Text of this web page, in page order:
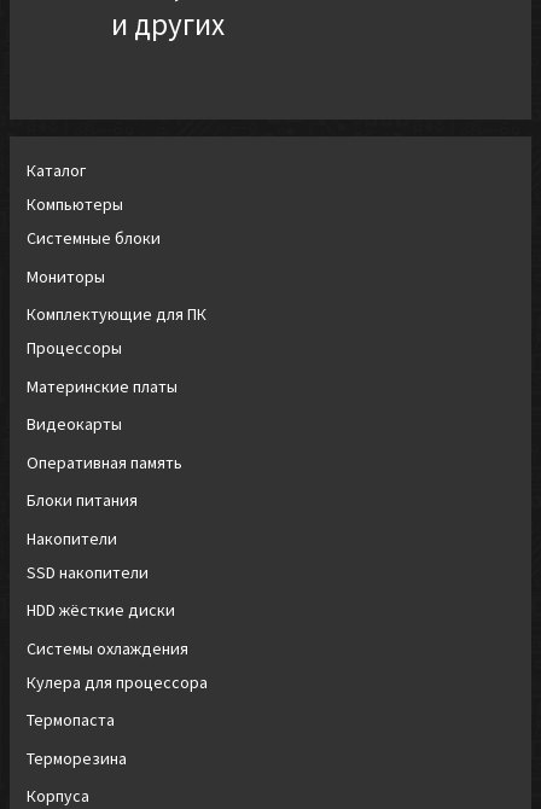
Каталог
Компьютеры
Системные блоки
Мониторы
Комплектующие для ПК
Процессоры
Материнские платы
Видеокарты
Оперативная память
Блоки питания
Накопители
SSD накопители
HDD жёсткие диски
Системы охлаждения
Кулера для процессора
Термопаста
Терморезина
Корпуса
и других